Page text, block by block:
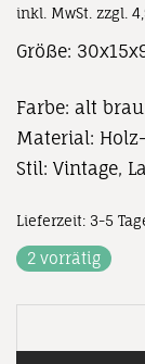
inkl. MwSt. zzgl.
Größe:
Farbe: alt
Material:
Stil: Vintage,
Lieferzeit: 3-5
2 vorrätig